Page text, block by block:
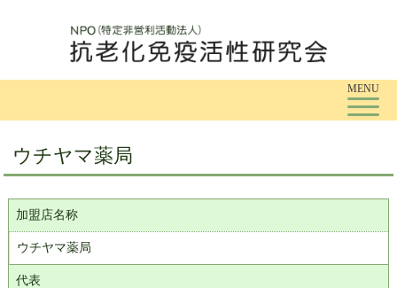
MENU
ウチヤマ薬局
加盟店名称
ウチヤマ薬局
代表